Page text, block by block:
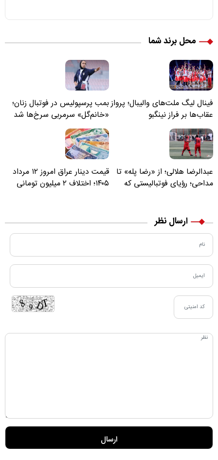
محل برند شما
فینال لیگ ملت‌های والیبال؛ پرواز
عقاب‌ها بر فراز نینگبو
بمب پرسپولیس در فوتبال زنان؛
«خانم‌گل» سرمربی سرخ‌ها شد
عبدالرضا هلالی؛ از «رضا پله» تا
مداحی؛ رؤیای فوتبالیستی که
قیمت دینار عراق امروز ۱۲ مرداد
۱۴۰۵؛ اختلاف ۲ میلیون تومانی
ارسال نظر